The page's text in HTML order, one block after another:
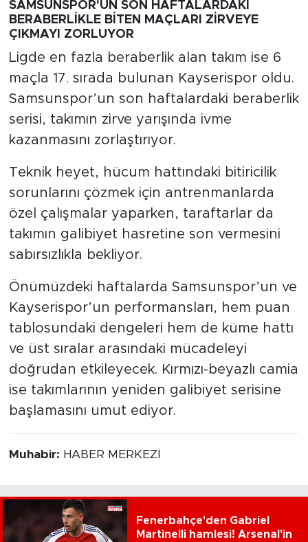
SAMSUNSPOR'UN SON HAFTALARDAKİ
BERABERLİKLE BİTEN MAÇLARI ZİRVEYE
ÇIKMAYI ZORLUYOR
Ligde en fazla beraberlik alan takım ise 6
maçla 17. sırada bulunan Kayserispor oldu.
Samsunspor’un son haftalardaki beraberlik
serisi, takımın zirve yarışında ivme
kazanmasını zorlaştırıyor.
Teknik heyet, hücum hattındaki bitiricilik
sorunlarını çözmek için antrenmanlarda
özel çalışmalar yaparken, taraftarlar da
takımın galibiyet hasretine son vermesini
sabırsızlıkla bekliyor.
Önümüzdeki haftalarda Samsunspor’un ve
Kayserispor’un performansları, hem puan
tablosundaki dengeleri hem de küme hattı
ve üst sıralar arasındaki mücadeleyi
doğrudan etkileyecek. Kırmızı-beyazlı camia
ise takımlarının yeniden galibiyet serisine
başlamasını umut ediyor.
Muhabir: HABER MERKEZİ
Fenerbahçe'den Gabriel
Martinelli hamlesi! Arsenal'in